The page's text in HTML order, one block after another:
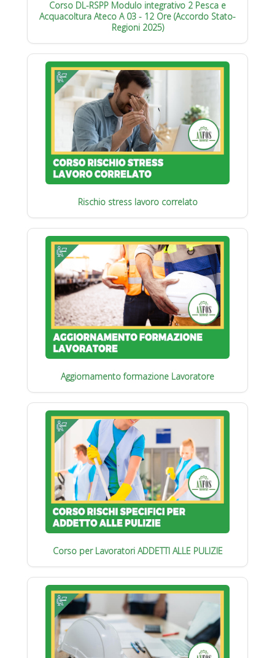
Corso DL-RSPP Modulo integrativo 2 Pesca e
Acquacoltura Ateco A 03 - 12 Ore (Accordo Stato-
Regioni 2025)
Rischio stress lavoro correlato
Aggiornamento formazione Lavoratore
Corso per Lavoratori ADDETTI ALLE PULIZIE